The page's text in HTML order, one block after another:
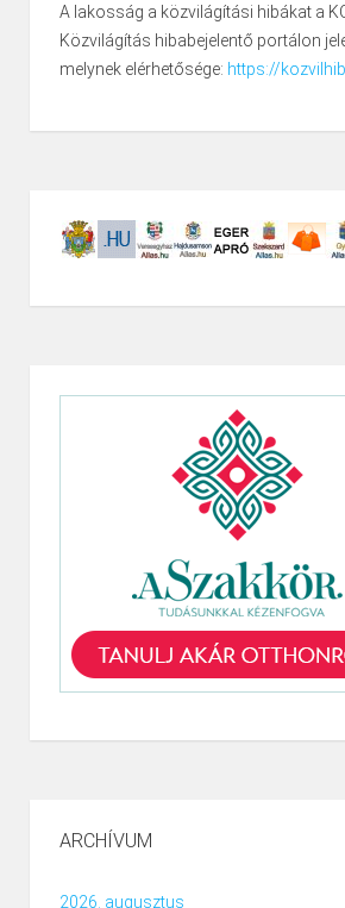
A lakosság a közvilágítási hibákat a
Közvilágítás hibabejelentő portálon
melynek elérhetősége: https://
ARCHÍVUM
2026. augusztus